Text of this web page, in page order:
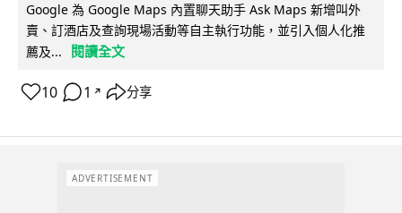
Google 為 Google Maps 內置聊天助手 Ask Maps 新增叫外
賣、訂酒店及查詢現場活動等自主執行功能，並引入個人化推
薦及...
閱讀全文
10 1 ↗ 分享
ADVERTISEMENT